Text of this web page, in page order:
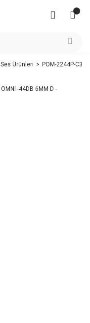
Ses Ürünleri POM-2244P-